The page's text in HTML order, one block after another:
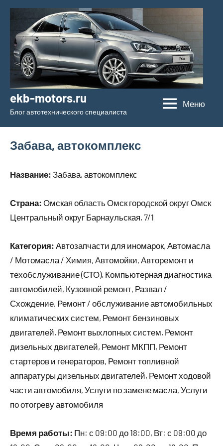
Перейти
содержимому
ekb-motors.ru
Блог автотехнического специалиста
Меню
Забава, автокомплекс
Название: Забава, автокомплекс
Страна: Омская область Омск городской округ Омск
Центральный округ Барнаульская, 7/1
Категория: Автозапчасти для иномарок, Автомасла
/ Мотомасла / Химия, Автомойки, Авторемонт и
техобслуживание (СТО), Компьютерная диагностика
автомобилей, Кузовной ремонт, Развал /
Схождение, Ремонт / обслуживание автомобильных
климатических систем, Ремонт бензиновых
двигателей, Ремонт выхлопных систем, Ремонт
дизельных двигателей, Ремонт МКПП, Ремонт
стартеров и генераторов, Ремонт топливной
аппаратуры дизельных двигателей, Ремонт ходовой
части автомобиля, Услуги по замене масла, Услуги
по отогреву автомобиля
Время работы: Пн: с 09:00 до 18:00, Вт: с 09:00 до